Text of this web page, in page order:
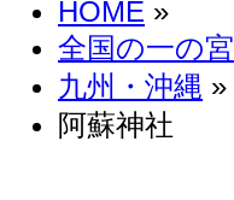
HOME »
全国の一の宮
九州・沖縄 »
阿蘇神社